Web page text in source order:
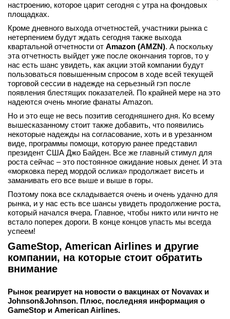
настроению, которое царит сегодня с утра на фондовых
площадках.
Кроме дневного выхода отчетностей, участники рынка с
нетерпением будут ждать сегодня также выхода
квартальной отчетности от Amazon (AMZN). А поскольку
эта отчетность выйдет уже после окончания торгов, то у
нас есть шанс увидеть, как акции этой компании будут
пользоваться повышенным спросом в ходе всей текущей
торговой сессии в надежде на серьезный гэп после
появления блестящих показателей. По крайней мере на это
надеются очень многие фанаты Amazon.
Но и это еще не весь позитив сегодняшнего дня. Ко всему
вышесказанному стоит также добавить, что появились
некоторые надежды на согласование, хоть и в урезанном
виде, программы помощи, которую ранее представил
президент США Джо Байден. Все же главный стимул для
роста сейчас – это постоянное ожидание новых денег. И эта
«морковка перед мордой ослика» продолжает висеть и
заманивать его все выше и выше в горы.
Поэтому пока все складывается очень и очень удачно для
рынка, и у нас есть все шансы увидеть продолжение роста,
который начался вчера. Главное, чтобы никто или ничто не
встало поперек дороги. В конце концов упасть мы всегда
успеем!
GameStop, American Airlines и другие
компании, на которые стоит обратить
внимание
Рынок реагирует на новости о вакцинах от Novavax и
Johnson&Johnson. Плюс, последняя информация о
GameStop и American Airlines.